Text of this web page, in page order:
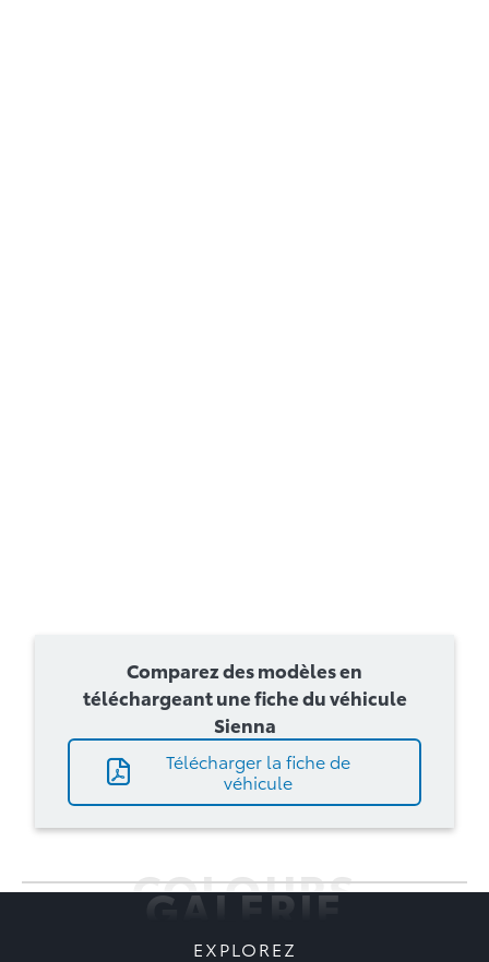
Comparez des modèles en
téléchargeant une fiche du véhicule
Sienna
Télécharger la fiche de
véhicule
COLOURS
GALERIE
EXPLOREZ